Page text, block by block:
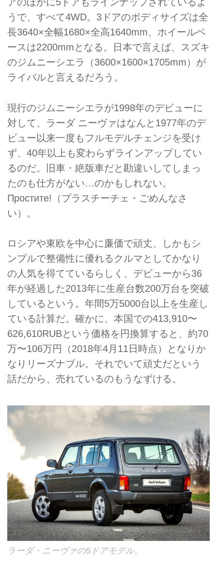
うで、すべて4WD。3ドアのボディサイズは全
長3640×全幅1680×全高1640mm、ホイールベ
ースは2200mmとなる。日本で言えば、スズキ
のジムニーシエラ（3600×1600×1705mm）が
ライバルと言えるだろう。
現行のジムニーシエラが1998年のデビューに
対して、ラーダ ニーヴァはなんと1977年のデ
ビュー以来一度もフルモデルチェンジを受け
ず、40年以上も変わらずラインアップしてい
るのだ。旧車・絶版車だと勘違いしてしまっ
たのも仕方がない…のかもしれない。
Простите!（プラスチーチェ・ごめんなさ
い）。
ロシアや東欧を中心に廉価で頑丈、しかもシ
ンプルで整備性に優れるクルマとしてかなり
の人気を得てているらしく、デビューから36
年が経過した2013年に生産台数200万台を突破
しているという。年間5万5000台以上を生産し
ている計算だ。確かに、本国での413,910〜
626,610RUBという価格を円換算すると、約70
万〜106万円（2018年4月11日時点）となりか
なりリーズナブル。それでいて頑丈だという
話だから、売れているのもうなずける。
ラーダ・ニーヴァの5ドアモデル。